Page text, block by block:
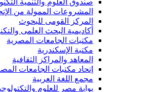
المشروعات الممولة من
المركز القومى للبحوث
أكاديمية البحث العلمى
مكتبات الجامعات المصرية
مكتبة الإسكندرية
المعاهد والمراكز الثقافية
إتحاد مكتبات الجامعات
مجمع اللغة العربية
بوابة مصر للعلوم